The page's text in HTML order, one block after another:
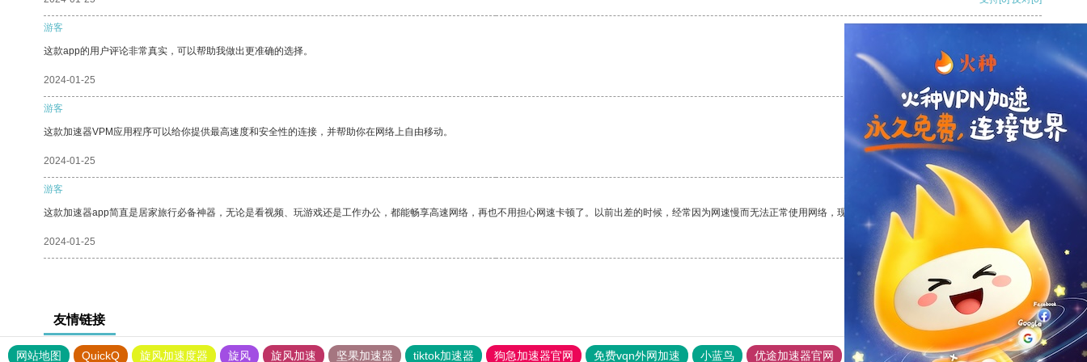
游客
这款app的用户评论非常真实，可以帮助我做出更准确的选择。
2024-01-25
游客
这款加速器VPM应用程序可以给你提供最高速度和安全性的连接，并帮助你在网络上自由移动。
2024-01-25 反对
游客
这款加速器app简直是居家旅行必备神器，无论是看视频、玩游戏还是工作办公，都能畅享高速网络，再也不用担心网速卡顿了。以前出差的时候，经常因为网速慢而无法正常使用网络，现在有了这个app，我再也不用担心了。
2024-01-25 反对[0]
友情链接
网站地图 QuickQ 旋风加速度器 旋风 旋风加速 坚果加速器 tiktok加速器 狗急加速器官网 免费vqn外网加速 小蓝鸟 优途加速器官网 风驰加速器 旋风加速器 八戒看书